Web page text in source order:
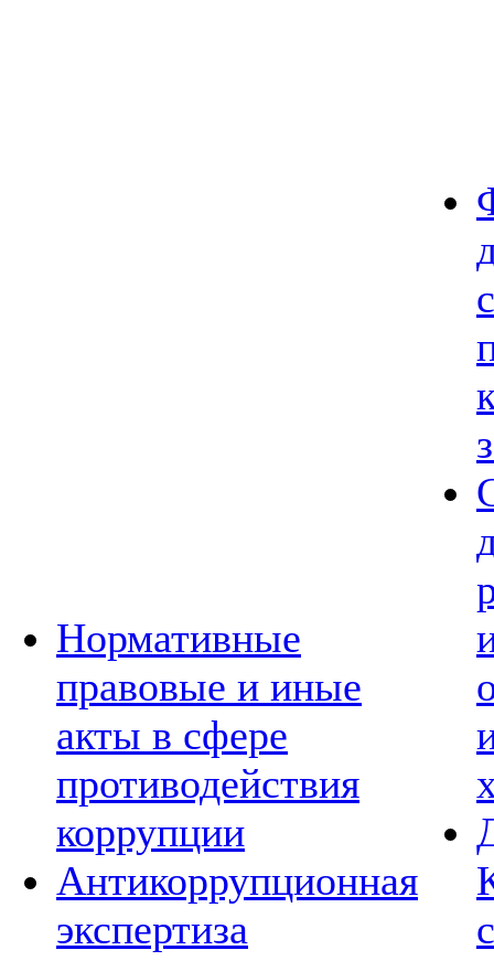
Нормативные
правовые и иные
акты в сфере
противодействия
коррупции
Антикоррупционная
экспертиза